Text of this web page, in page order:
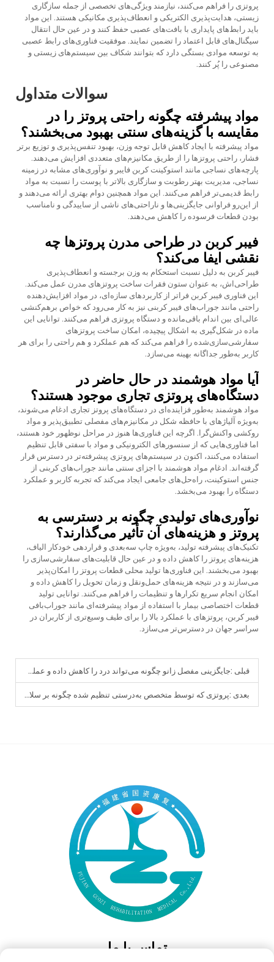
پروتزی را فراهم می‌کنند، نیازمند ویژگی‌های تخصصی از جمله سازگاری
زیستی، هدایت‌پذیری الکتریکی و انعطاف‌پذیری مکانیکی هستند. این مواد
باید رابط‌های پایداری با بافت‌های عصبی حفظ کنند و در عین حال انتقال
سیگنال‌های قابل اعتماد را تضمین نمایند. موفقیت فناوری‌های رابط عصبی
به توسعه موادی بستگی دارد که بتوانند شکاف بین سیستم‌های زیستی و
مصنوعی را پُر کنند.
سوالات متداول
مواد پیشرفته چگونه راحتی پروتز را در
مقایسه با گزینه‌های سنتی بهبود می‌بخشند؟
مواد پیشرفته با ایجاد کاهش قابل توجه وزن، بهبود تنفس‌پذیری و توزیع برتر
فشار، راحتی پروتزها را از طریق مکانیزم‌های متعددی افزایش می‌دهند.
پارچه‌های نساجی مانند استوکینت کربن فایبر و نوآوری‌های مشابه در زمینه
نساجی، مدیریت بهتر رطوبت و سازگاری بالاتر با پوست را نسبت به مواد
رابط قدیمی‌تر فراهم می‌کنند. این مواد همچنین دوام بهتری ارائه می‌دهند و
از این‌رو فراوانی جایگزینی‌ها و ناراحتی‌های ناشی از ساییدگی و نامناسب
بودن قطعات فرسوده را کاهش می‌دهند.
فیبر کربن در طراحی مدرن پروتزها چه
نقشی ایفا می‌کند؟
فیبر کربن به دلیل نسبت استحکام به وزن برجسته و انعطاف‌پذیری
طراحی‌اش، به عنوان ستون فقرات ساخت پروتزهای مدرن عمل می‌کند.
این فناوری فیبر کربن فراتر از کاربردهای سازه‌ای، در مواد افزایش‌دهنده
راحتی مانند جوراب‌های فیبر کربنی نیز به کار می‌رود که خواص برهم‌کنشی
عالی‌ای بین اندام باقی‌مانده و دستگاه پروتزی فراهم می‌کنند. توانایی این
ماده در شکل‌گیری به اشکال پیچیده، امکان ساخت پروتزهای
سفارشی‌سازی‌شده را فراهم می‌کند که هم عملکرد و هم راحتی را برای هر
کاربر به‌طور جداگانه بهینه می‌سازد.
آیا مواد هوشمند در حال حاضر در
دستگاه‌های پروتزی تجاری موجود هستند؟
مواد هوشمند به‌طور فزاینده‌ای در دستگاه‌های پروتز تجاری ادغام می‌شوند،
به‌ویژه آلیاژهای با حافظه شکل در مکانیزم‌های مفصلی تطبیق‌پذیر و مواد
روکشی واکنش‌گرا. اگرچه این فناوری‌ها هنوز در مراحل نوظهور خود هستند،
اما فناوری‌هایی که از سنسورهای الکترونیکی و مواد با سفتی قابل تنظیم
استفاده می‌کنند، اکنون در سیستم‌های پروتزی پیشرفته‌تر در دسترس قرار
گرفته‌اند. ادغام مواد هوشمند با اجزای سنتی مانند جوراب‌های کربنی از
جنس استوکینت، راه‌حل‌های جامعی ایجاد می‌کند که تجربه کاربر و عملکرد
دستگاه را بهبود می‌بخشد.
نوآوری‌های تولیدی چگونه بر دسترسی به
پروتز و هزینه‌های آن تأثیر می‌گذارند؟
تکنیک‌های پیشرفته تولید، به‌ویژه چاپ سه‌بعدی و قراردهی خودکار الیاف،
هزینه‌های پروتز را کاهش داده و در عین حال قابلیت‌های سفارشی‌سازی را
بهبود می‌بخشند. این فناوری‌ها تولید محلی قطعات پروتز را امکان‌پذیر
می‌سازند و در نتیجه هزینه‌های حمل‌ونقل و زمان تحویل را کاهش داده و
امکان انجام سریع تکرارها و تنظیمات را فراهم می‌کنند. توانایی تولید
قطعات اختصاصی بیمار با استفاده از مواد پیشرفته‌ای مانند جوراب‌بافی
فیبر کربن، پروتزهای با عملکرد بالا را برای طیف وسیع‌تری از کاربران در
سراسر جهان در دسترس‌تر می‌سازد.
قبلی :جایگزینی مفصل زانو چگونه می‌تواند درد را کاهش داده و عملکرد را بهبود بخشد؟
بعدی :پروتزی که توسط متخصص به‌درستی تنظیم شده چگونه بر سلامت بلندمدت وضعیت بدن و مفاصل تأثیر می‌گذارد؟
تماس با ما